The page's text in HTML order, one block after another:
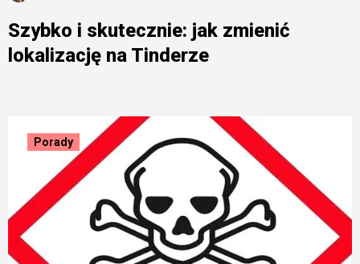
Szybko i skutecznie: jak zmienić
lokalizację na Tinderze
Porady